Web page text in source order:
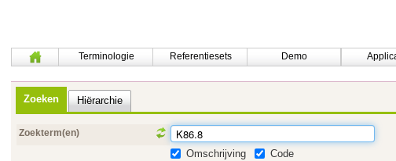
Terminologie Referentiesets Demo
Zoeken Hiërarchie
Zoekterm(en)
Omschrijving
Code